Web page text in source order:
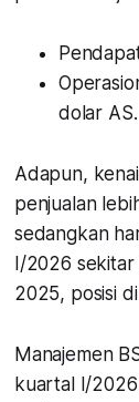
dolar AS.
Adapun,
penjualan
sedangkan
I/2026
2025, posisi
Manajemen
kuartal I/2026